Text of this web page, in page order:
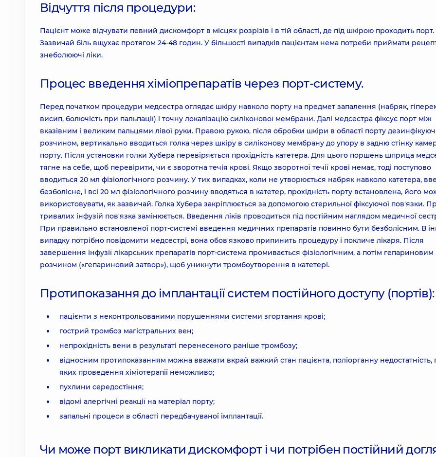
Відчуття після процедури:
Пацієнт може відчувати певний дискомфорт в місцях розрізів і в тій області, де під шкірою проходить порт.
Зазвичай біль вщухає протягом 24-48 годин. У більшості випадків пацієнтам нема потреби приймати
знеболюючі ліки.
Процес введення хіміопрепаратів через порт-систему.
Перед початком процедури медсестра оглядає шкіру навколо порту на предмет запалення (набряк,
висип, болючість при пальпації) і точну локалізацію силіконової мембрани. Далі медсестра фіксує порт між
вказівним і великим пальцями лівої руки. Правою рукою, після обробки шкіри в області порту
розчином, вертикально вводиться голка через шкіру в силіконову мембрану до упору в задню стінку
порту. Після установки голки Хубера перевіряється прохідність катетера. Для цього поршень шприца
тягне на себе, щоб перевірити, чи є зворотна течія крові. Якщо зворотної течії крові немає, тоді поступово
вводиться 20 мл фізіологічного розчину. У тих випадках, коли не утворюється набряк навколо катетера,
безболісне, і всі 20 мл фізіологічного розчину вводяться в катетер, прохідність порту встановлена, його
використовувати, як зазвичай. Голка Хубера закріплюється за допомогою стерильної фіксуючої пов'язки.
тривалих інфузій пов'язка замінюється. Введення ліків проводиться під постійним наглядом медичної
При правильно встановленої порт-системі введення медичних препаратів повинно бути безболісним. В
випадку потрібно повідомити медсестрі, вона обов'язково припинить процедуру і покличе лікаря. Після
завершення інфузії лікарських препаратів порт-система промивається фізіологічним, а потім гепариновим
розчином («гепариновий затвор»), щоб уникнути тромбоутворення в катетері.
Протипоказання до імплантації систем постійного доступу (портів):
пацієнти з неконтрольованими порушеннями системи згортання крові;
гострий тромбоз магістральних вен;
непрохідність вени в результаті перенесеного раніше тромбозу;
відносним протипоказанням можна вважати вкрай важкий стан пацієнта, поліорганну недостатність,
яких проведення хіміотерапії неможливо;
пухлини середостіння;
відомі алергічні реакції на матеріал порту;
запальні процеси в області передбачуваної імплантації.
Чи може порт викликати дискомфорт і чи потрібен постійний